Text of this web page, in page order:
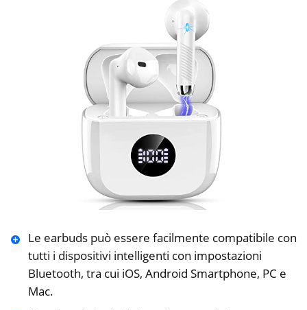
Le earbuds può essere facilmente compatibile con
tutti i dispositivi intelligenti con impostazioni
Bluetooth, tra cui iOS, Android Smartphone, PC e
Mac.